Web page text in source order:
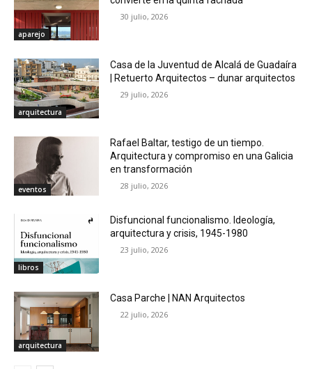
aparejo
30 julio, 2026
arquitectura
Casa de la Juventud de Alcalá de Guadaíra
| Retuerto Arquitectos – dunar arquitectos
29 julio, 2026
eventos
Rafael Baltar, testigo de un tiempo.
Arquitectura y compromiso en una Galicia
en transformación
28 julio, 2026
libros
Disfuncional funcionalismo. Ideología,
arquitectura y crisis, 1945-1980
23 julio, 2026
arquitectura
Casa Parche | NAN Arquitectos
22 julio, 2026